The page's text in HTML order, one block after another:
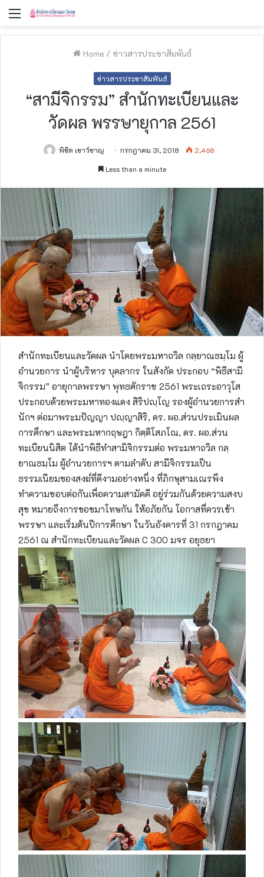
Menu
Home / ข่าวสารประชาสัมพันธ์
ข่าวสารประชาสัมพันธ์
“สามีจิกรรม” สำนักทะเบียนและ
วัดผล พรรษายุกาล 2561
พิชิต เชาว์ชาญ กรกฎาคม 31, 2018
2,468
Less than a minute
สำนักทะเบียนและวัดผล นำโดยพระมหาถวิล กลฺยาณธมฺโม ผู้
อำนวยการ นำผู้บริหาร บุคลากร ในสังกัด ประกอบ “พิธีสามี
จิกรรม” อายุกาลพรรษา พุทธศักราช 2561 พระเถระอาวุโส
ประกอบด้วยพระมหาทองแดง สิริปญฺโญ รองผู้อำนวยการสำ
นักฯ ต่อมาพระมปัญญา ปญฺญาสิริ, ดร. ผอ.ส่วนประเมินผล
การศึกษา และพระมหากฤษฎา กิตฺติโสภโณ, ดร. ผอ.ส่วน
ทะเบียนนิสิต ได้นำพิธีทำสามิจิกรรมต่อ พระมหาถวิล กลฺ
ยาณธมฺโม ผู้อำนวยการฯ ตามลำดับ สามีจิกรรมเป็น
ธรรมเนียมของสงฆ์ที่ดีงามอย่างหนึ่ง ที่ภิกษุสามเณรพึง
ทำความชอบต่อกันเพื่อความสามัคคี อยู่ร่วมกันด้วยความสงบ
สุข หมายถึงการขอขมาโทษกัน ให้อภัยกัน โอกาสที่ควรเข้า
พรรษา และเริ่มต้นปีการศึกษา ในวันอังคารที่ 31 กรกฎาคม
2561 ณ สำนักทะเบียนและวัดผล C 300 มจร อยุธยา